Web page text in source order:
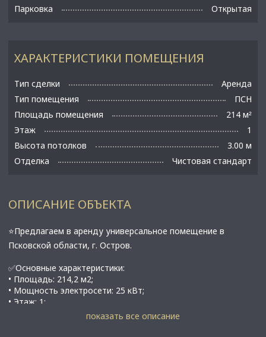
ХАРАКТЕРИСТИКИ ПОМЕЩЕНИЯ
Тип сделки
Аренда
Тип помещения
ПСН
Площадь помещения
214 м²
Этаж
1
Высота потолков
3.00 м
Отделка
Чистовая стандарт
Парковка
Открытая
ОПИСАНИЕ ОБЪЕКТА
⭐Предлагаем в аренду универсальное помещение в
Псковской области, г. Остров.
✅Основные характеристики:
• Площадь: 214,2 м2;
• Мощность электросети: 25 кВт;
• Этаж: 1;
• Пoмeщeниe выxодит на 4 стоpоны;
показать все описание